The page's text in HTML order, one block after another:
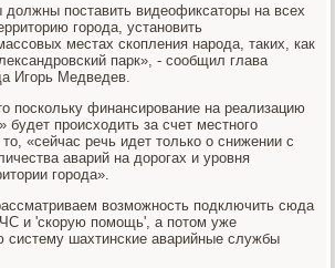
поставить видеофиксаторы на всех
города, установить
местах скопления народа, таких, как
парк», - сообщил глава
Игорь Медведев.
поскольку финансирование на реализацию
будет происходить за счет местного
«сейчас речь идет только о снижении с
аварий на дорогах и уровня
города».
возможность подключить сюда
и 'скорую помощь', а потом уже
систему шахтинские аварийные службы